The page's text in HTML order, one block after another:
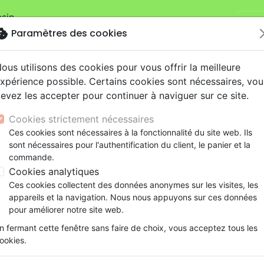
Je
sur la boutiqueLa Maison de la Bible Suisse
NouveautésBibles
Testaments
Etude biblique
NEG
Bandes dessinées
Souffrance, Relation d'aide
Santé
Événements actuels
Couple
Découverte de la foi
Souffrance, Relation d'aide
Psychologie
Adolescents, jeunes
Latino, Folk
Soul
Rap, Hip-hop
Louange, Adoration
Hardrock, Métal
animés
conférences
Films, fiction
Jeux
Centrés sur Jésus - Se focaliser sur Jésus dans un
Centrés sur Jésus
Se focaliser sur Jésus dans un
Auteur :Steve A. Brown
EditeurLa Maison de la Bible&HET-PRO
Paramètres des cookies
utilisons des cookies pour vous offrir la meilleure
possible. Certains cookies sont nécessaires,
les accepter pour continuer à naviguer sur ce site.
Cookies strictement nécessaires
Ces cookies sont nécessaires à la fonctionnalité du site web. Ils
sont nécessaires pour l'authentification du client, le panier et la
commande.
Cookies analytiques
Ces cookies collectent des données anonymes sur les visites, les
appareils et la navigation. Nous nous appuyons sur ces données
pour améliorer notre site web.
fermant cette fenêtre sans faire de choix, vous acceptez tous les